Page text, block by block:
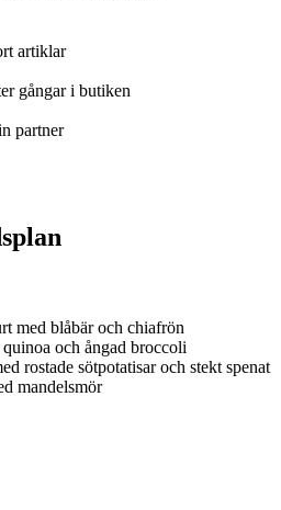
artiklar
gångar i butiken
partner
med blåbär och chiafrön
och ångad broccoli
rostade sötpotatisar och stekt spenat
mandelsmör